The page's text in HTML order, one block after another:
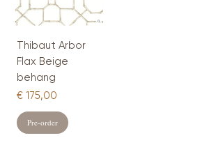
Thibaut Arbor
Flax Beige
behang
Prijs
€ 175,00
Pre-order